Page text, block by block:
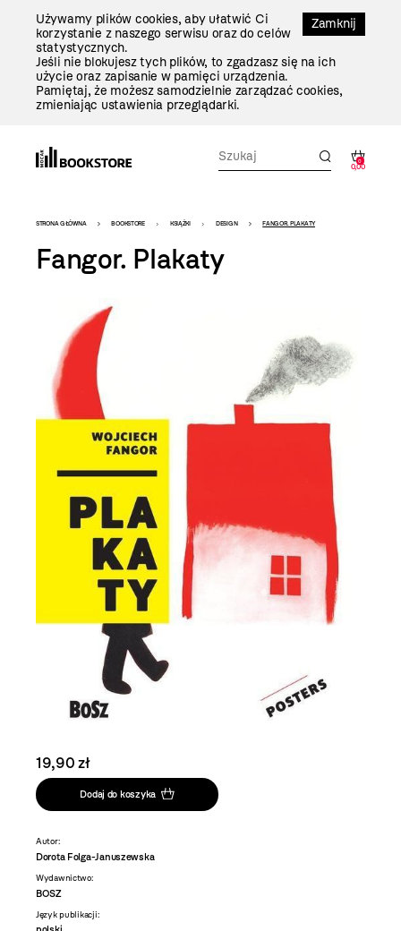
Zamknij
Używamy plików cookies, aby ułatwić Ci
korzystanie z naszego serwisu oraz do celów
statystycznych.
Jeśli nie blokujesz tych plików, to zgadzasz się na ich
użycie oraz zapisanie w pamięci urządzenia.
Pamiętaj, że możesz samodzielnie zarządzać cookies,
zmieniając ustawienia przeglądarki.
0
0,00
Bookstore
-
szablon
szczegóły
STRONA GŁÓWNA BOOKSTORE KSIĄŻKI DESIGN FANGOR. PLAKATY
Fangor. Plakaty
19,90 zł
Dodaj do koszyka
Autor:
Dorota Folga-Januszewska
Wydawnictwo:
BOSZ
Język publikacji: